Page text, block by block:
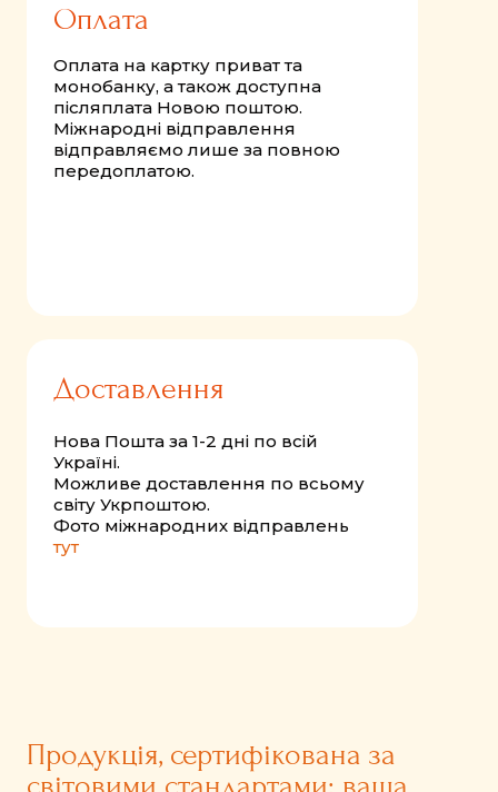
Оплата
Оплата на картку приват та
монобанку, а також доступна
післяплата Новою поштою.
Міжнародні відправлення
відправляємо лише за повною
передоплатою.
Нова Пошта за 1-2 дні по всій
Україні.
Можливе доставлення по всьому
світу Укрпоштою.
Фото міжнародних відправлень
тут
Доставлення
Продукція, сертифікована за